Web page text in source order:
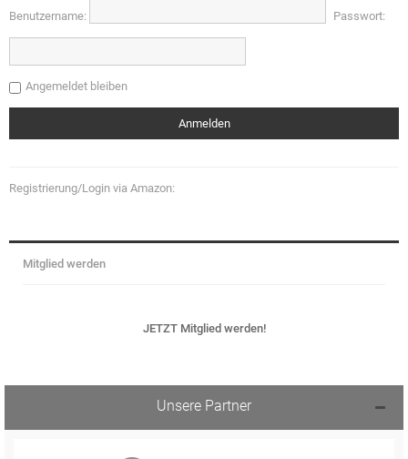
Benutzername: Passwort:
Angemeldet bleiben
Registrierung/Login via Amazon:
Mitglied werden
JETZT Mitglied werden!
Unsere Partner